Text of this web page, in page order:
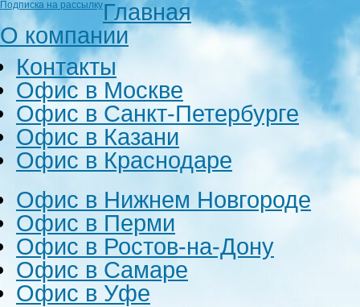
Подписка на рассылкуГлавная
О компании
Контакты
Офис в Москве
Офис в Санкт-Петербурге
Офис в Казани
Офис в Краснодаре
Офис в Нижнем Новгороде
Офис в Перми
Офис в Ростов-на-Дону
Офис в Самаре
Офис в Уфе